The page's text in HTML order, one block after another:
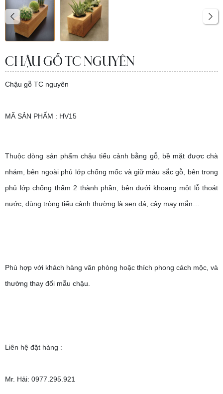
CHẬU GỖ TC NGUYÊN
Chậu gỗ TC nguyên
MÃ SẢN PHẨM : HV15
Thuộc dòng sản phẩm chậu tiểu cảnh bằng gỗ, bề mặt được chà
nhám, bên ngoài phủ lớp chống mốc và giữ màu sắc gỗ, bên trong
phủ lớp chống thấm 2 thành phần, bên dưới khoang một lỗ thoát
nước, dùng tròng tiểu cảnh thường là sen đá, cây may mắn…
Phù hợp với khách hàng văn phòng hoặc thích phong cách mộc, và
thường thay đổi mẫu chậu.
Liên hệ đặt hàng :
Mr. Hải: 0977.295.921